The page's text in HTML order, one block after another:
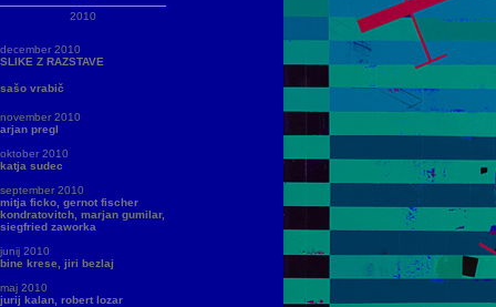
2010
december 2010
SLIKE Z RAZSTAVE
sašo vrabič
november 2010
arjan pregl
oktober 2010
katja sudec
september 2010
mitja ficko, gernot fischer
kondratovitch, marjan gumilar,
siegfried zaworka
junij 2010
bine krese, jiri bezlaj
maj 2010
jurij kalan, robert lozar